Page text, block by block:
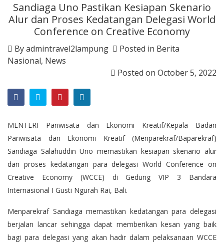
Sandiaga Uno Pastikan Kesiapan Skenario
Alur dan Proses Kedatangan Delegasi World
Conference on Creative Economy
Byadmintravel2lampung Posted in Berita
Nasional, News
Posted on October 5, 2022
MENTERI Pariwisata dan Ekonomi Kreatif/Kepala Badan
Pariwisata dan Ekonomi Kreatif (Menparekraf/Baparekraf)
Sandiaga Salahuddin Uno memastikan kesiapan skenario alur
dan proses kedatangan para delegasi World Conference on
Creative Economy (WCCE) di Gedung VIP 3 Bandara
Internasional I Gusti Ngurah Rai, Bali.
Menparekraf Sandiaga memastikan kedatangan para delegasi
berjalan lancar sehingga dapat memberikan kesan yang baik
bagi para delegasi yang akan hadir dalam pelaksanaan WCCE